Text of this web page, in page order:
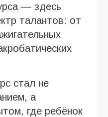
— здесь
талантов: от
стал не
а
где ребёнок